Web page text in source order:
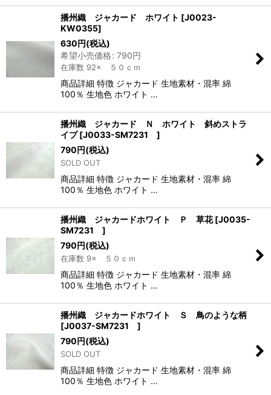
播州織 ジャカード ホワイト [J0023-
KW0355]
630円(税込)
希望小売価格: 790円
在庫数 92× ５０ｃｍ
商品詳細 特徴 ジャカード 生地素材・混率 綿
100％ 生地色 ホワイト …
播州織 ジャカード Ｎ ホワイト 斜めストラ
イプ [J0033-SM7231 ]
790円(税込)
SOLD OUT
商品詳細 特徴 ジャカード 生地素材・混率 綿
100％ 生地色 ホワイト …
播州織 ジャカードホワイト Ｐ 草花 [J0035-
SM7231 ]
790円(税込)
在庫数 9× ５０ｃｍ
商品詳細 特徴 ジャカード 生地素材・混率 綿
100％ 生地色 ホワイト …
播州織 ジャカードホワイト Ｓ 鳥のような柄
[J0037-SM7231 ]
790円(税込)
SOLD OUT
商品詳細 特徴 ジャカード 生地素材・混率 綿
100％ 生地色 ホワイト …